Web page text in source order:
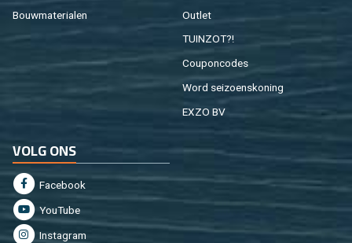
Bouw­ma­te­ri­a­len
Out­let
TUIN­ZOT?!
Cou­pon­co­des
Word sei­zoens­ko­ning
EXZO BV
VOLG ONS
Fa­cebook
You­Tu­be
In­st­agram